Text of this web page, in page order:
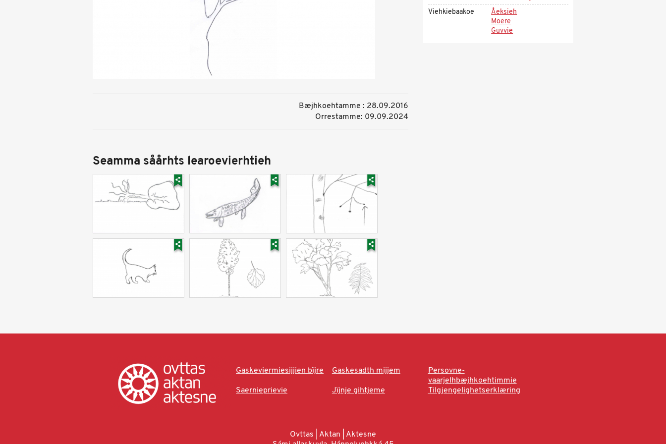
Bæjhkoehtamme : 28.09.2016
Orrestamme: 09.09.2024
Seamma såårhts learoevierhtieh
Viehkiebaakoe
Åeksieh
Moere
Guvvie
Gaskeviermiesijjien bïjre Gaskesadth mijjem
Persovne-
vaarjelhbæjhkoehtimmie
Saernieprievie
Jïjnje gihtjeme Tilgjengelighetserklæring
Ovttas | Aktan | Aktesne